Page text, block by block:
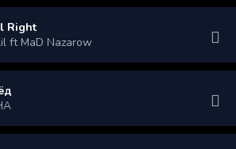
Right
ft MaD Nazarow